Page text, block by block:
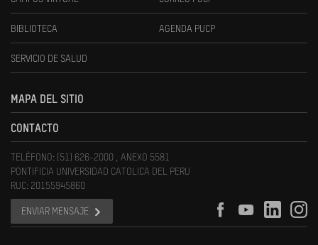
BIBLIOTECA AGENDA PUCP
SERVICIO DE SALUD
MAPA DEL SITIO
CONTACTO
TELÉFONO: (51) 626-2000 , ANEXO 5581
PONTIFICIA UNIVERSIDAD CATOLICA DEL PERU
RUC: 20155945860
ENVIAR MENSAJE